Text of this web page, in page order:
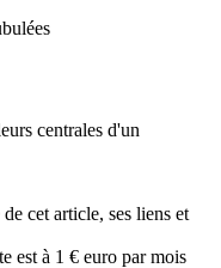
centrales d'un
cet article, ses liens et
est à 1 € euro par mois